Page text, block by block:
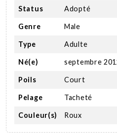
Status Adopté
Genre Male
Type Adulte
Né(e) septembre
Poils Court
Pelage Tacheté
Couleur(s) Roux